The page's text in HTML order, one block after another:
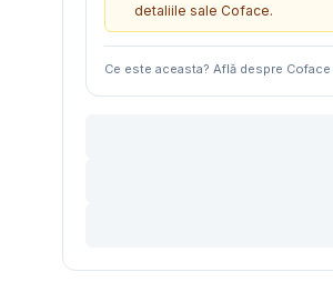
detaliile sale Coface.
Ce este aceasta? Află despre Coface